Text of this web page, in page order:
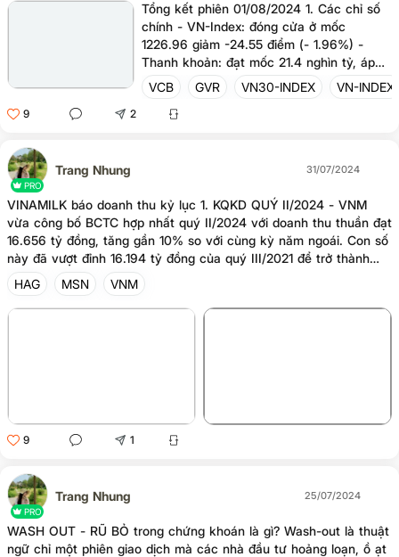
Tổng kết phiên 01/08/2024 1. Các chỉ số
chính - VN-Index: đóng cửa ở mốc
1226.96 giảm -24.55 điểm (- 1.96%) -
Thanh khoản: đạt mốc 21.4 nghìn tỷ, áp
lực bán tăng - Các cổ phiếu ảnh hưởng
đến đà giảm của thị trường GVR, FPT,
MBB... ngược lại hôm nay VCB gánh chỉ
MWG,... và bán FPT, SSI, VIX,... 2, Nhận
nhuộm sắc đỏ. Sau khi tiến vào vùng
kháng cự thì lực bán đã xuất hiện từ đầu
phiên, và gia tăng mạnh vào buổi chiều
khiên VN-Index về lại đáy 1. Phủ nhận
toàn bộ nỗ lực hồi phục nh
VCB GVR VN30-INDEX VN-INDEX
9 2
PRO
Trang Nhung 31/07/2024
VINAMILK báo doanh thu kỷ lục 1. KQKD QUÝ II/2024 - VNM
vừa công bố BCTC hợp nhất quý II/2024 với doanh thu thuần đạt
16.656 tỷ đồng, tăng gần 10% so với cùng kỳ năm ngoái. Con số
này đã vượt đỉnh 16.194 tỷ đồng của quý III/2021 để trở thành
quý có doanh thu cao nhất. Đây cũng là quý có mức tăng trưởng
cao nhất của doanh nghiệp trong vòng 9 quý trở lại đây. - Luỹ
kế 6 tháng, Vinamilk mang về 30.768 tỷ đồng doanh thu thuần
HAG MSN VNM
9 1
PRO
Trang Nhung 25/07/2024
WASH OUT - RŨ BỎ trong chứng khoán là gì? Wash-out là thuật
ngữ chỉ một phiên giao dịch mà các nhà đầu tư hoảng loạn, ồ ạt